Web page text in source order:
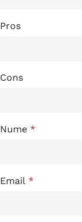
Pros
Cons
Nume *
Email *